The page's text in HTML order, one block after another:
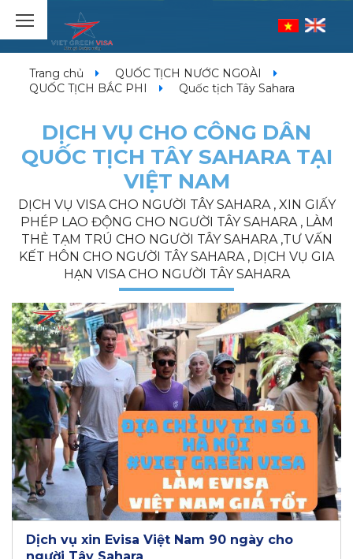
Trang chủ
QUỐC TỊCH NƯỚC NGOÀI
QUỐC TỊCH BẮC PHI
Quốc tịch Tây Sahara
DỊCH VỤ CHO CÔNG DÂN
QUỐC TỊCH TÂY SAHARA TẠI
VIỆT NAM
DỊCH VỤ VISA CHO NGƯỜI TÂY SAHARA , XIN GIẤY
PHÉP LAO ĐỘNG CHO NGƯỜI TÂY SAHARA , LÀM
THẺ TẠM TRÚ CHO NGƯỜI TÂY SAHARA ,TƯ VẤN
KẾT HÔN CHO NGƯỜI TÂY SAHARA , DỊCH VỤ GIA
HẠN VISA CHO NGƯỜI TÂY SAHARA
Dịch vụ xin Evisa Việt Nam 90 ngày cho